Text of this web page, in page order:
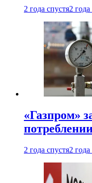
2 года спустя2 года
«Газпром»
2 года спустя2 года